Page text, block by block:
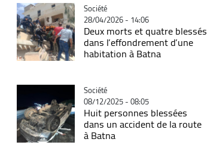
Catégorie
Société
28/04/2026 - 14:06
Deux morts et quatre blessés
dans l’effondrement d’une
habitation à Batna
Catégorie
Société
08/12/2025 - 08:05
Huit personnes blessées
dans un accident de la route
à Batna